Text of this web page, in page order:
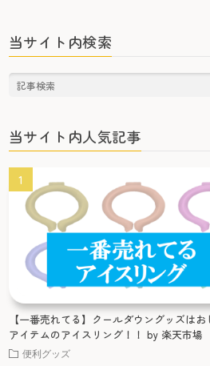
当サイト内検索
当サイト内人気記事
【一番売れてる】クールダウングッズはお
アイテムのアイスリング！！ by 楽天市場
便利グッズ